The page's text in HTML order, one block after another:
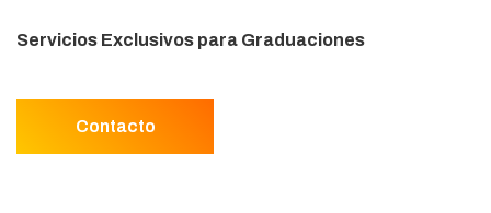
Servicios Exclusivos para Graduaciones
Contacto